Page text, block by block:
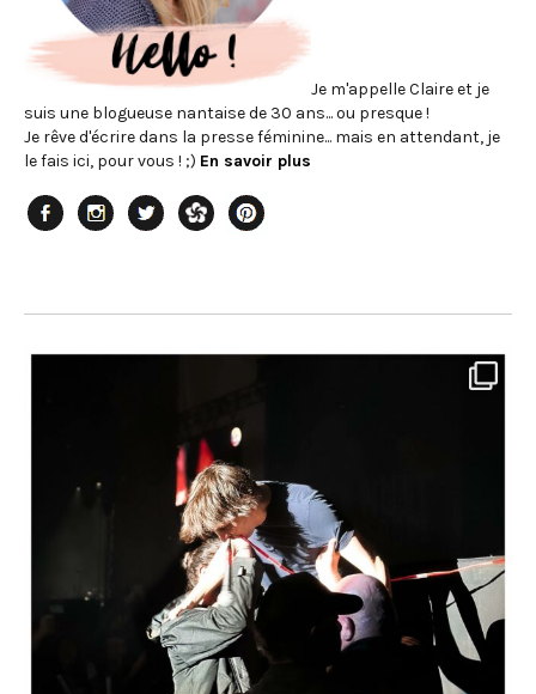
Je m'appelle Claire et je
suis une blogueuse nantaise de 30 ans... ou presque !
Je rêve d'écrire dans la presse féminine... mais en attendant, je
le fais ici, pour vous ! ;) En savoir plus